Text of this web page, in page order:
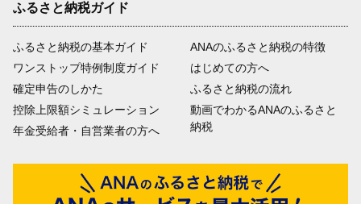
ふるさと納税ガイド
ふるさと納税の基本ガイド
ワンストップ特例制度ガイド
確定申告のしかた
控除上限額シミュレーション
年金受給者・自営業者の方へ
ANAのふるさと納税の特徴
はじめての方へ
ふるさと納税の流れ
動画でわかるANAのふるさと
納税